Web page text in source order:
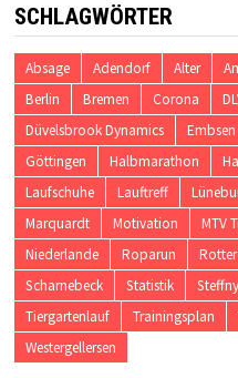
SCHLAGWÖRTER
Absage Adendorf Alter
Berlin
Bremen Corona
Düvelsbrook Dynamics
Embsen
Göttingen
Halbmarathon
Laufschuhe
Lauftreff
Marquardt
Motivation MTV
Niederlande
Roparun
Scharnebeck
Statistik Steffny
Tiergartenlauf
Trainingsplan
Westergellersen